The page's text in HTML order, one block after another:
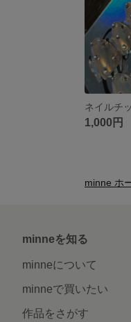
ネイルチ
1,000円
minne ホ
minneを知る
minneについて
minneで買いたい
作品をさがす